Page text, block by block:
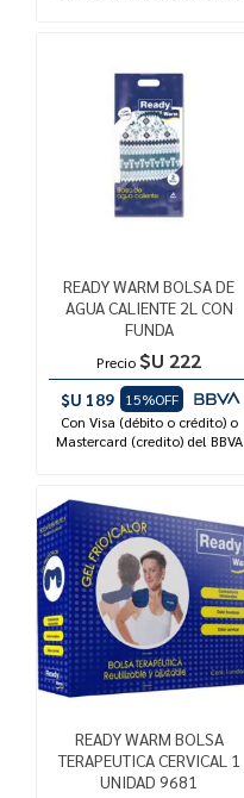
READY WARM BOLSA DE
AGUA CALIENTE 2L CON
FUNDA
Precio $U 222
$U 189
15%OFF
Con Visa (débito o crédito) o
Mastercard (credito) del BBVA
READY WARM BOLSA
TERAPEUTICA CERVICAL 1
UNIDAD 9681